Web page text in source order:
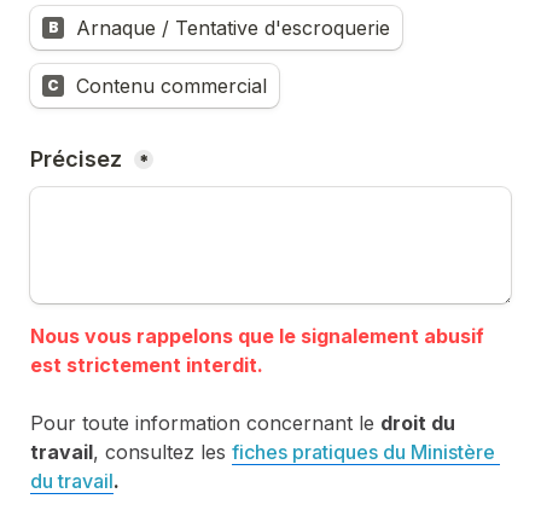
B Arnaque / Tentative d'escroquerie
C Contenu commercial
Précisez *
Nous vous rappelons que le signalement abusif
Pour toute information concernant le droit du
travail, consultez les fiches pratiques du Ministère
du travail